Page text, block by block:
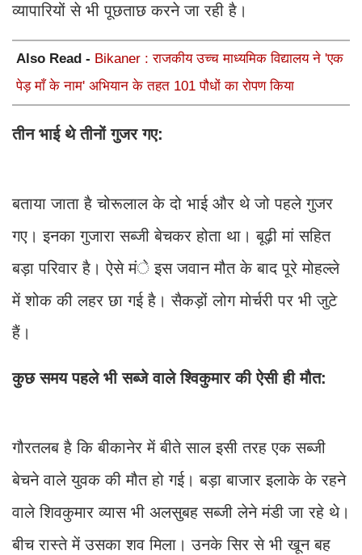
व्यापारियों से भी पूछताछ करने जा रही है।
Also Read - Bikaner : राजकीय उच्च माध्यमिक विद्यालय ने 'एक
पेड़ माँ के नाम' अभियान के तहत 101 पौधों का रोपण किया
तीन भाई थे तीनों गुजर गए:
बताया जाता है चोरूलाल के दो भाई और थे जो पहले गुजर
गए। इनका गुजारा सब्जी बेचकर होता था। बूढ़ी मां सहित
बड़ा परिवार है। ऐसे मंे इस जवान मौत के बाद पूरे मोहल्ले
में शोक की लहर छा गई है। सैकड़ों लोग मोर्चरी पर भी जुटे
हैं।
कुछ समय पहले भी सब्जे वाले श्विकुमार की ऐसी ही मौत:
गौरतलब है कि बीकानेर में बीते साल इसी तरह एक सब्जी
बेचने वाले युवक की मौत हो गई। बड़ा बाजार इलाके के रहने
वाले शिवकुमार व्यास भी अलसुबह सब्जी लेने मंडी जा रहे थे।
बीच रास्ते में उसका शव मिला। उनके सिर से भी खून बह